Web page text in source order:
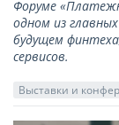
Форуме
одном из
будущем
сервисов.
Выставки и